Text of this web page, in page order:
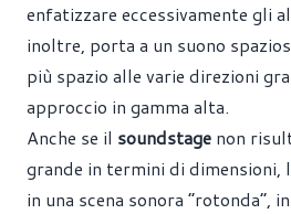
enfatizzare eccessivamente gli
inoltre, porta a un suono
più spazio alle varie direzioni
approccio in gamma alta.
Anche se il soundstage non
grande in termini di dimensioni,
in una scena sonora “rotonda”,